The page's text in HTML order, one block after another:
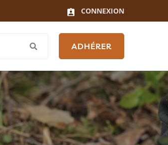
CONNEXION
ADHÉRER